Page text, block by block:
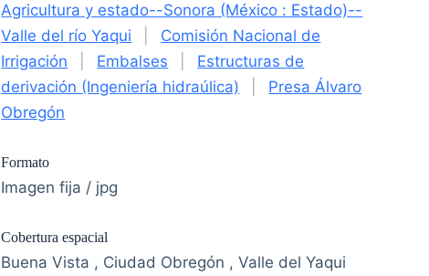
Agricultura y estado--Sonora (México : Estado)--
Valle del río Yaqui
Comisión Nacional de
Irrigación
Embalses
Estructuras de
derivación (Ingeniería hidraúlica)
Presa Álvaro
Obregón
Formato
Imagen fija / jpg
Cobertura espacial
Buena Vista , Ciudad Obregón , Valle del Yaqui